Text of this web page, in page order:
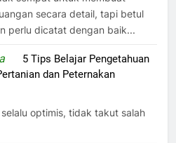
secara detail, tapi betul
perlu dicatat dengan baik...
5 Tips Belajar Pengetahuan
dan Peternakan
optimis, tidak takut salah